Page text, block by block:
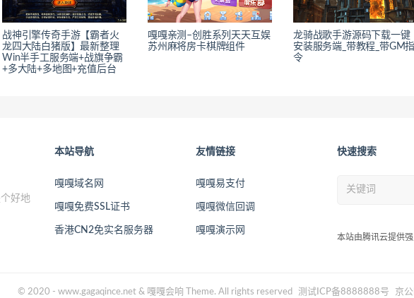
战神引擎传奇手游【霸者火
龙四大陆白猪版】最新整理
Win半手工服务端+战旗争霸
+多大陆+多地图+充值后台
嘎嘎亲测–创胜系列天天互娱
苏州麻将房卡棋牌组件
龙骑战歌手游源码下载一键
安装服务端_带教程_带GM指
令
好地
本站导航
嘎嘎域名网
嘎嘎免费SSL证书
香港CN2免实名服务器
友情链接
嘎嘎易支付
嘎嘎微信回调
嘎嘎演示网
快速搜索
本站由腾讯云提供
© 2020 - www.gagaqince.net & 嘎嘎会响 Theme. All rights reserved 测试ICP备8888888号 京